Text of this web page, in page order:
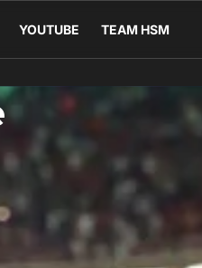
YOUTUBE TEAM HSM